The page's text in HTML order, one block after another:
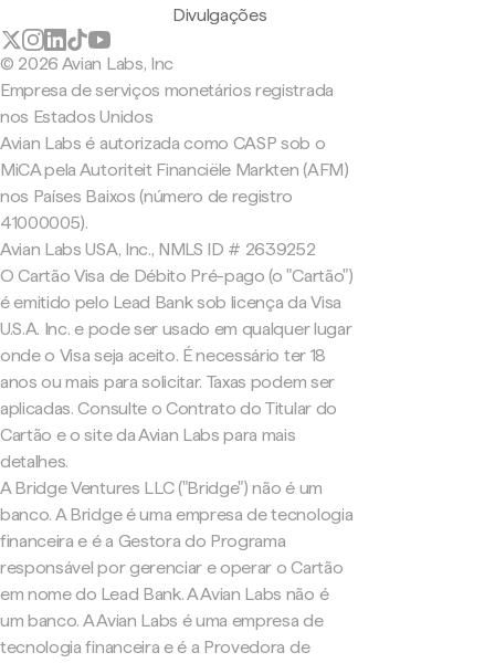
Divulgações
© 2026 Avian Labs, Inc
Empresa de serviços monetários registrada
nos Estados Unidos
Avian Labs é autorizada como CASP sob o
MiCA pela Autoriteit Financiële Markten (AFM)
nos Países Baixos (número de registro
41000005).
Avian Labs USA, Inc., NMLS ID # 2639252
O Cartão Visa de Débito Pré-pago (o "Cartão")
é emitido pelo Lead Bank sob licença da Visa
U.S.A. Inc. e pode ser usado em qualquer lugar
onde o Visa seja aceito. É necessário ter 18
anos ou mais para solicitar. Taxas podem ser
aplicadas. Consulte o Contrato do Titular do
Cartão e o site da Avian Labs para mais
detalhes.
A Bridge Ventures LLC ("Bridge") não é um
banco. A Bridge é uma empresa de tecnologia
financeira e é a Gestora do Programa
responsável por gerenciar e operar o Cartão
em nome do Lead Bank. A Avian Labs não é
um banco. A Avian Labs é uma empresa de
tecnologia financeira e é a Provedora de